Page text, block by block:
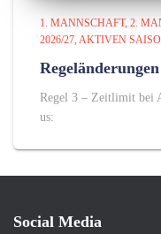
1. MANNSCHAFT 2.
2026/27 AKTIVEN
Regel 3 – Zeitlimit bei
us:
Social Media